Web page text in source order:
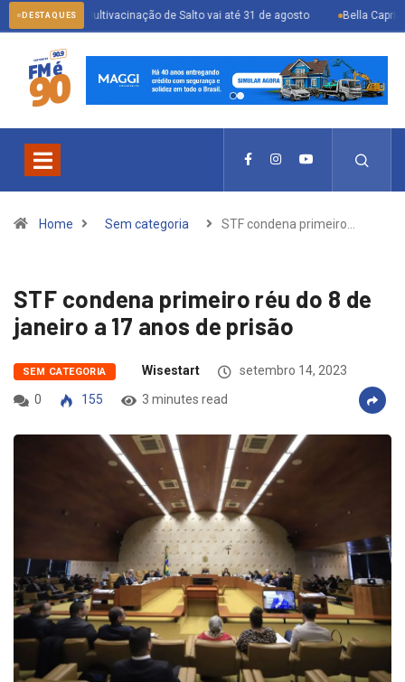
DESTAQUES
Multivacinação de Salto vai até 31 de agosto Bella Capri inaugura
Home Sem categoria STF condena primeiro…
STF condena primeiro réu do 8 de
janeiro a 17 anos de prisão
SEM CATEGORIA Wisestart
setembro 14, 2023
0
155 3 minutes read